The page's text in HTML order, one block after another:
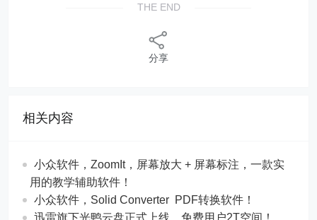
THE END
分享
相关内容
​​小众软件，ZoomIt，屏幕放大 + 屏幕标注，一款实
用的教学辅助软件！
​​小众软件，Solid Converter PDF转换软件！
迅雷旗下光鸭云盘正式上线，免费用户2T空间！